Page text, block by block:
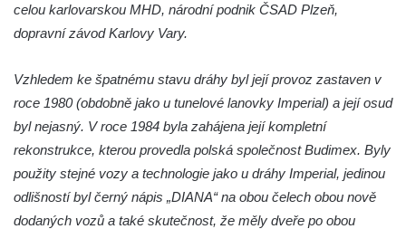
celou karlovarskou MHD, národní podnik ČSAD Plzeň,
dopravní závod Karlovy Vary.
Vzhledem ke špatnému stavu dráhy byl její provoz zastaven v
roce 1980 (obdobně jako u tunelové lanovky Imperial) a její osud
byl nejasný. V roce 1984 byla zahájena její kompletní
rekonstrukce, kterou provedla polská společnost Budimex. Byly
použity stejné vozy a technologie jako u dráhy Imperial, jedinou
odlišností byl černý nápis „DIANA“ na obou čelech obou nově
dodaných vozů a také skutečnost, že měly dveře po obou